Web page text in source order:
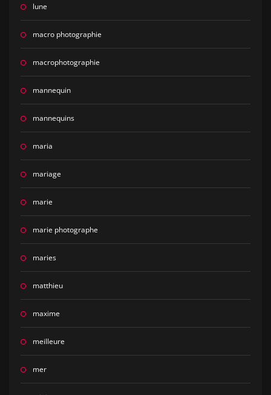
lune
macro photographie
macrophotographie
mannequin
mannequins
maria
mariage
marie
marie photographe
maries
matthieu
maxime
meilleure
mer